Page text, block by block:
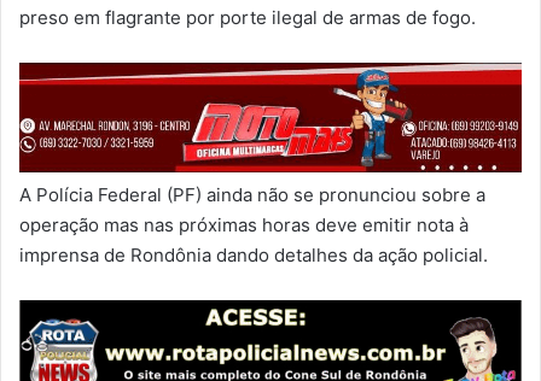
preso em flagrante por porte ilegal de armas de fogo.
A Polícia Federal (PF) ainda não se pronunciou sobre a
operação mas nas próximas horas deve emitir nota à
imprensa de Rondônia dando detalhes da ação policial.